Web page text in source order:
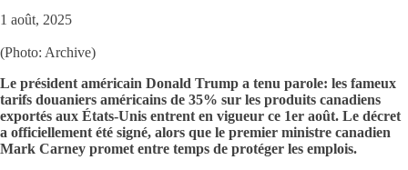
1 août, 2025
(Photo: Archive)
Le président américain Donald Trump a tenu parole: les fameux
tarifs douaniers américains de 35% sur les produits canadiens
exportés aux États-Unis entrent en vigueur ce 1er août. Le décret
a officiellement été signé, alors que le premier ministre canadien
Mark Carney promet entre temps de protéger les emplois.